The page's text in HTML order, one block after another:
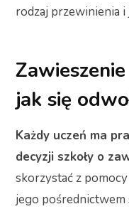
rodzaj przewinienia i
jak się
Każdy uczeń ma
decyzji szkoły o
skorzystać z
jego